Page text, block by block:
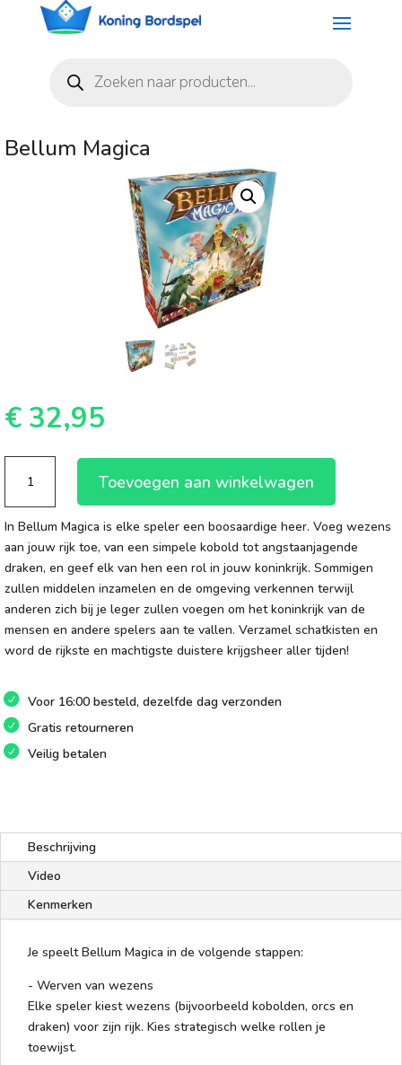
zoeken
Bellum Magica
€ 32,95
Magica
aantal
Toevoegen aan winkelwagen
In Bellum Magica is elke speler een boosaardige heer. Voeg wezens
aan jouw rijk toe, van een simpele kobold tot angstaanjagende
draken, en geef elk van hen een rol in jouw koninkrijk. Sommigen
zullen middelen inzamelen en de omgeving verkennen terwijl
anderen zich bij je leger zullen voegen om het koninkrijk van de
mensen en andere spelers aan te vallen. Verzamel schatkisten en
word de rijkste en machtigste duistere krijgsheer aller tijden!
Voor 16:00 besteld, dezelfde dag verzonden
Gratis retourneren
Veilig betalen
Beschrijving
Video
Kenmerken
Je speelt Bellum Magica in de volgende stappen:
- Werven van wezens
Elke speler kiest wezens (bijvoorbeeld kobolden, orcs en
draken) voor zijn rijk. Kies strategisch welke rollen je
toewijst.